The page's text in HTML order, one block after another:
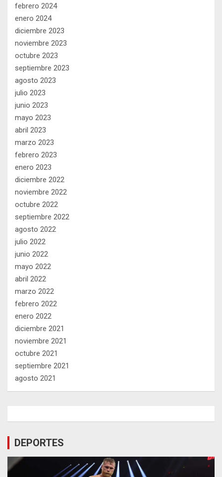
febrero 2024
enero 2024
diciembre 2023
noviembre 2023
octubre 2023
septiembre 2023
agosto 2023
julio 2023
junio 2023
mayo 2023
abril 2023
marzo 2023
febrero 2023
enero 2023
diciembre 2022
noviembre 2022
octubre 2022
septiembre 2022
agosto 2022
julio 2022
junio 2022
mayo 2022
abril 2022
marzo 2022
febrero 2022
enero 2022
diciembre 2021
noviembre 2021
octubre 2021
septiembre 2021
agosto 2021
DEPORTES